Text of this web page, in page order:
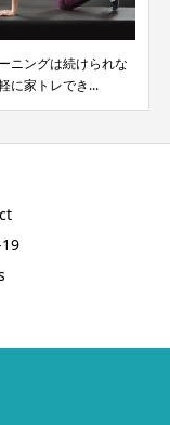
ニングは続けられな
に家トレでき...